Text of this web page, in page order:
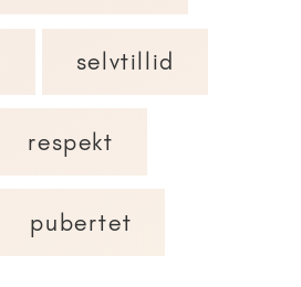
selvtillid
respekt
pubertet